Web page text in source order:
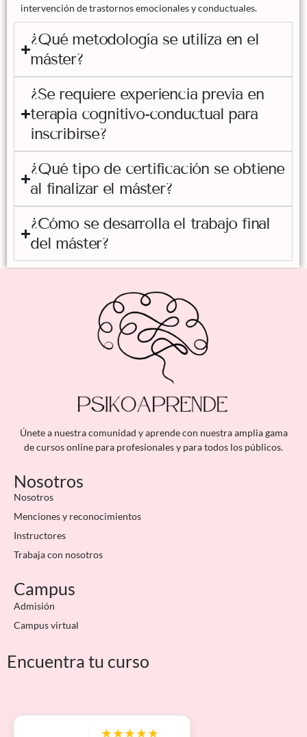
intervención de trastornos emocionales y conductuales.
¿Qué metodología se utiliza en el
máster?
¿Se requiere experiencia previa en
terapia cognitivo-conductual para
inscribirse?
¿Qué tipo de certificación se obtiene
al finalizar el máster?
¿Cómo se desarrolla el trabajo final
del máster?
Únete a nuestra comunidad y aprende con nuestra amplia gama
de cursos online para profesionales y para todos los públicos.
Nosotros
Nosotros
Menciones y reconocimientos
Instructores
Trabaja con nosotros
Campus
Admisión
Campus virtual
Encuentra tu curso